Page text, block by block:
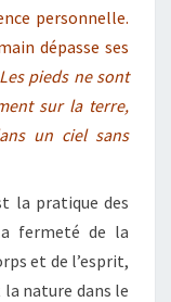
personnelle.
dépasse ses
pieds ne sont
sur la terre,
un ciel sans
la pratique des
fermeté de la
et de l’esprit,
nature dans le